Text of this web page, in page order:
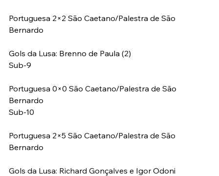
Portuguesa 2×2 São Caetano/Palestra de São
Bernardo
Gols da Lusa: Brenno de Paula (2)
Sub-9
Portuguesa 0×0 São Caetano/Palestra de São
Bernardo
Sub-10
Portuguesa 2×5 São Caetano/Palestra de São
Bernardo
Gols da Lusa: Richard Gonçalves e Igor Odoni